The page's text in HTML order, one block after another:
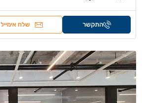
התקשר שלח אימייל